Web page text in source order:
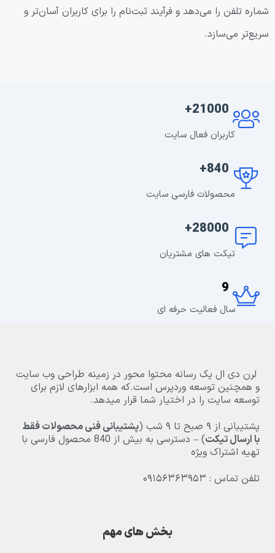
شماره تلفن را می‌دهد و فرآیند ثبت‌نام را برای کاربران آسان‌تر و
سریع‌تر می‌سازد.
21000+
کاربران فعال سایت
840+
محصولات فارسی سایت
28000+
تیکت های مشتریان
9
سال فعالیت حرفه ای
لرن دی ال یک رسانه محتوا محور در زمینه طراحی وب سایت
و همچنین توسعه وردپرس است.که همه ابزارهای لازم برای
توسعه سایت را در اختیار شما قرار میدهد.
پشتیبانی از ۹ صبح تا ۹ شب (پشتیبانی فنی محصولات فقط
با ارسال تیکت) – دسترسی به بیش از 840 محصول فارسی با
تهیه اشتراک ویژه
تلفن تماس : ۰۹۱۵۶۳۶۳۹۵۳
بخش های مهم